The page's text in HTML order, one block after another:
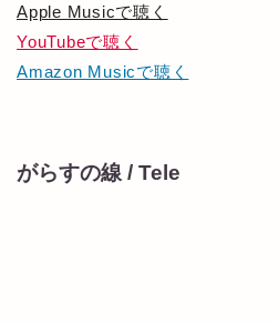
Apple Musicで聴く
YouTubeで聴く
Amazon Musicで聴く
がらすの線 / Tele